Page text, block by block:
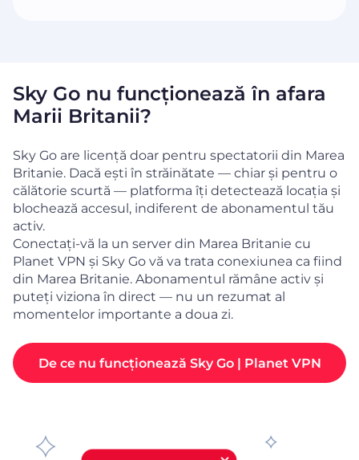
Sky Go nu funcționează în afara
Marii Britanii?
Sky Go are licență doar pentru spectatorii din Marea
Britanie. Dacă ești în străinătate — chiar și pentru o
călătorie scurtă — platforma îți detectează locația și
blochează accesul, indiferent de abonamentul tău
activ.
Conectați-vă la un server din Marea Britanie cu
Planet VPN și Sky Go vă va trata conexiunea ca fiind
din Marea Britanie. Abonamentul rămâne activ și
puteți viziona în direct — nu un rezumat al
momentelor importante a doua zi.
De ce nu funcționează Sky Go | Planet VPN